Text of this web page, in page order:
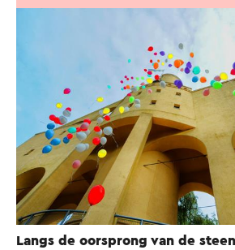
Langs de oorsprong van de